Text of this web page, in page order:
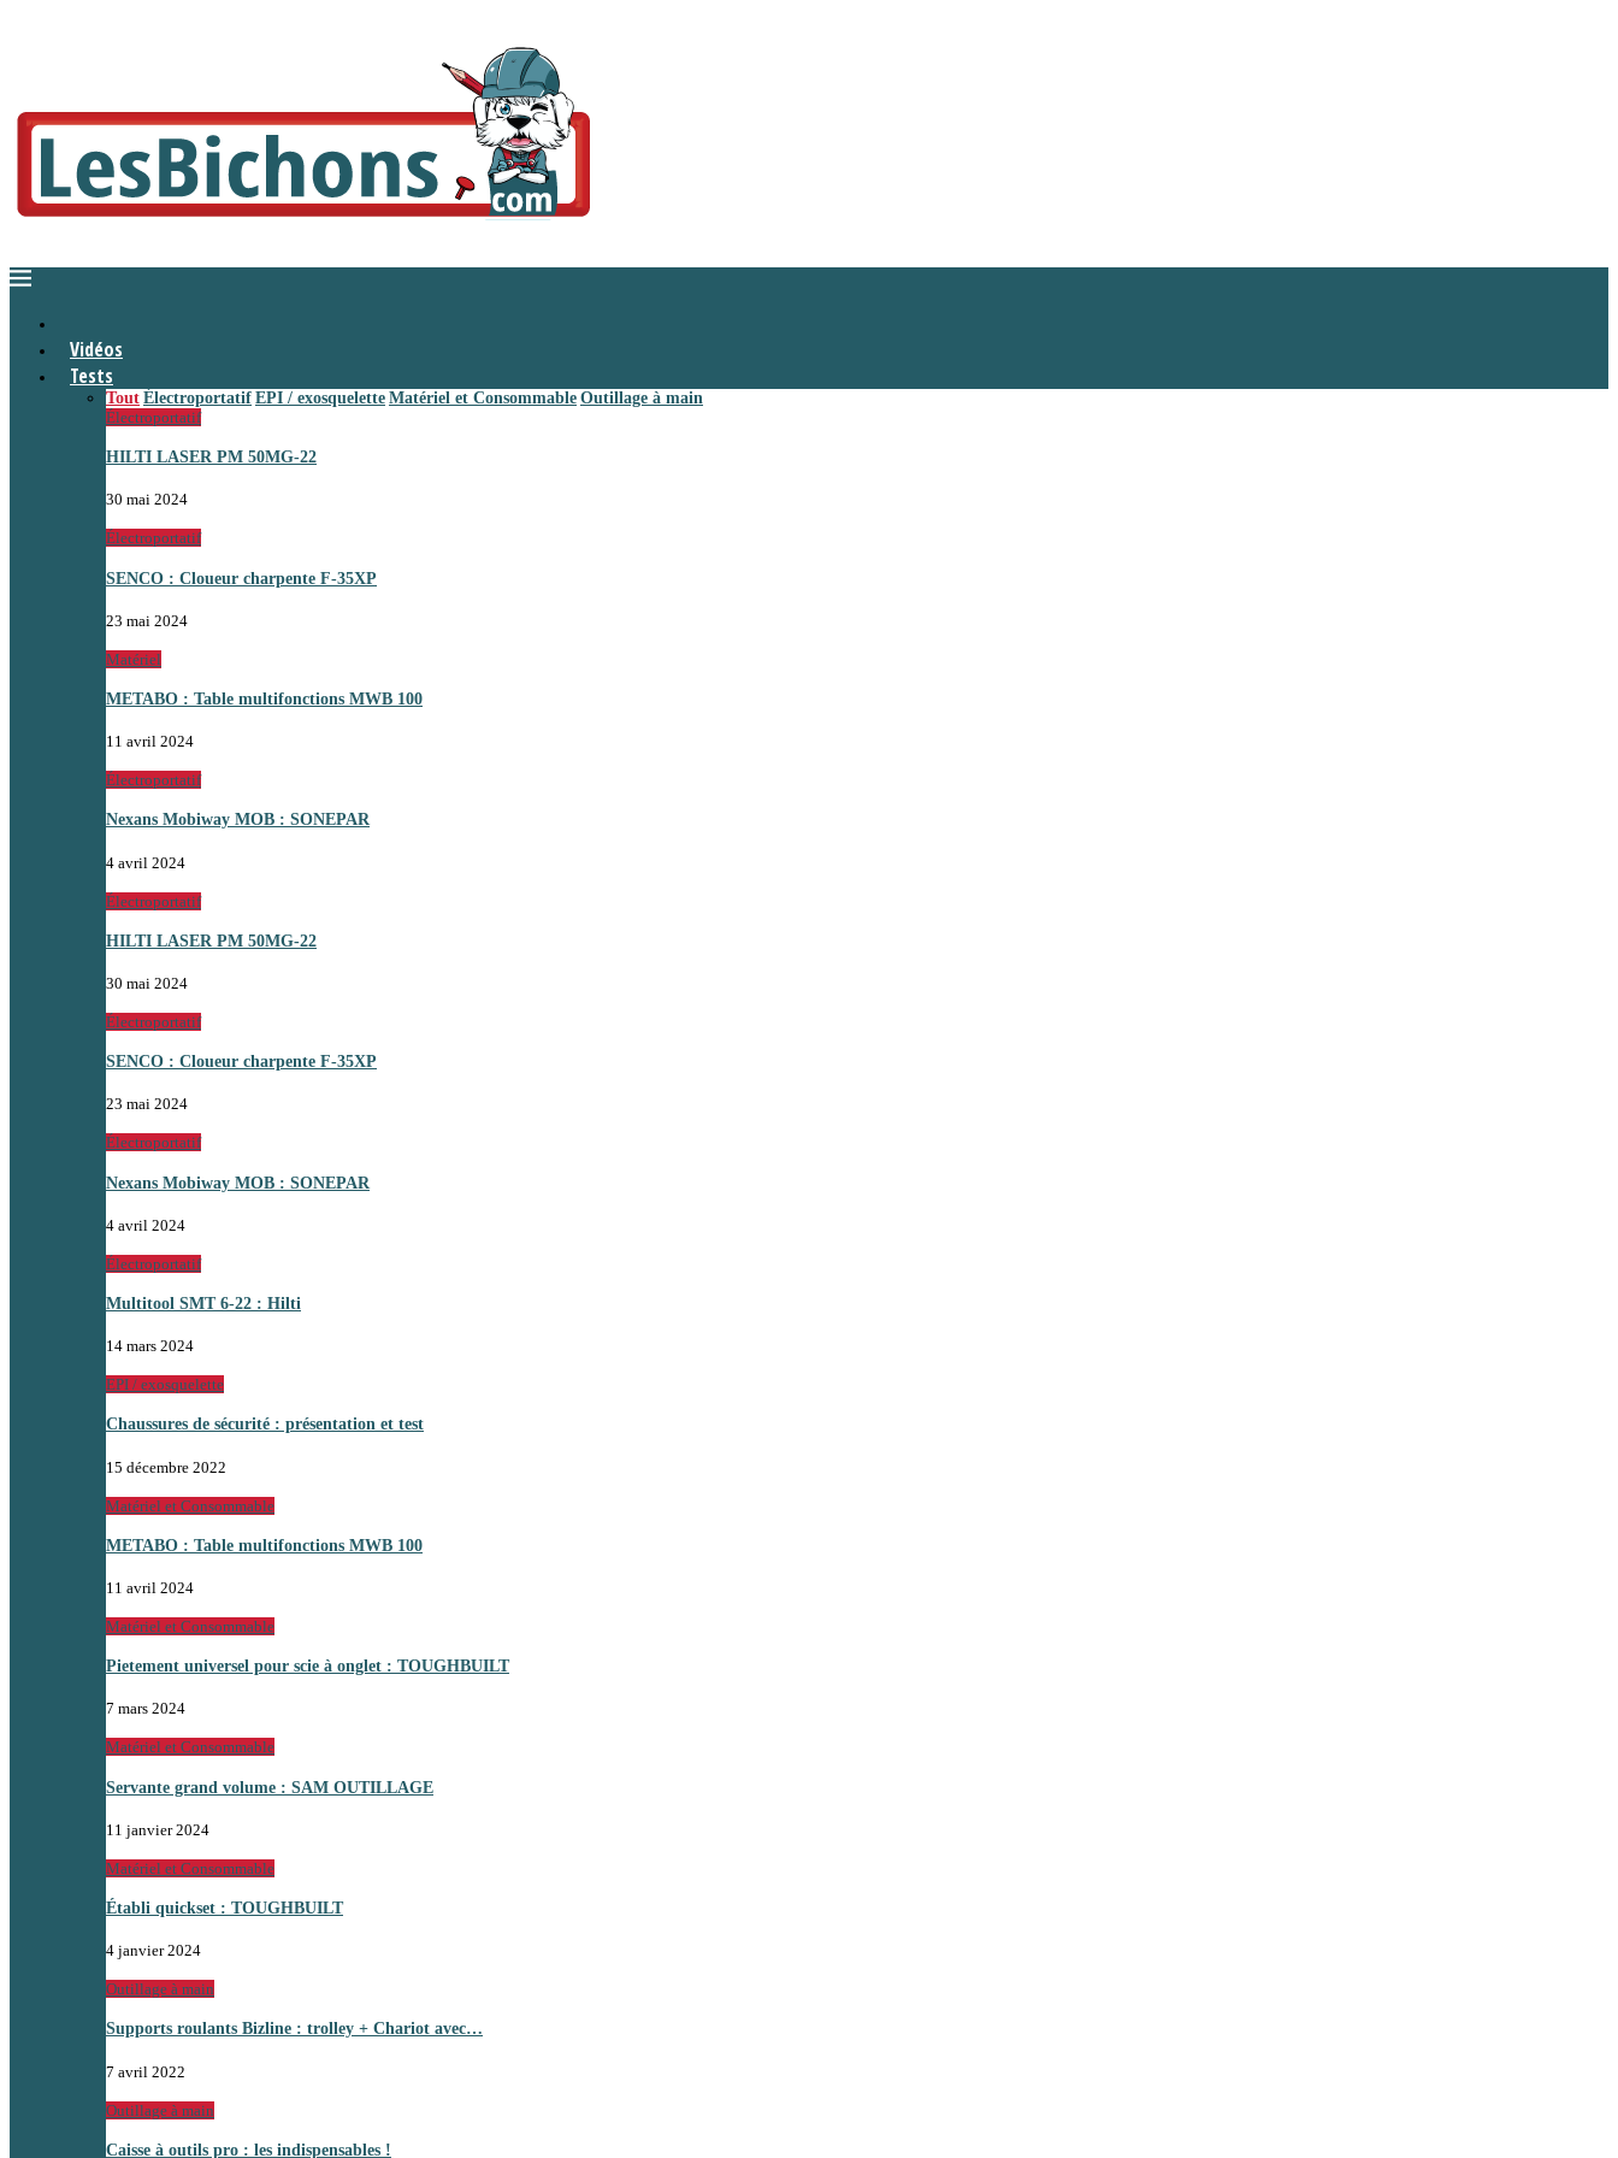
Vidéos
Tests
Tout Électroportatif EPI / exosquelette Matériel et Consommable Outillage à main
Électroportatif
HILTI LASER PM 50MG-22
30 mai 2024
Électroportatif
SENCO : Cloueur charpente F-35XP
23 mai 2024
Matériel
METABO : Table multifonctions MWB 100
11 avril 2024
Électroportatif
Nexans Mobiway MOB : SONEPAR
4 avril 2024
Électroportatif
HILTI LASER PM 50MG-22
30 mai 2024
Électroportatif
SENCO : Cloueur charpente F-35XP
23 mai 2024
Électroportatif
Nexans Mobiway MOB : SONEPAR
4 avril 2024
Électroportatif
Multitool SMT 6-22 : Hilti
14 mars 2024
EPI / exosquelette
Chaussures de sécurité : présentation et test
15 décembre 2022
Matériel et Consommable
METABO : Table multifonctions MWB 100
11 avril 2024
Matériel et Consommable
Pietement universel pour scie à onglet : TOUGHBUILT
7 mars 2024
Matériel et Consommable
Servante grand volume : SAM OUTILLAGE
11 janvier 2024
Matériel et Consommable
Établi quickset : TOUGHBUILT
4 janvier 2024
Outillage à main
Supports roulants Bizline : trolley + Chariot avec…
7 avril 2022
Outillage à main
Caisse à outils pro : les indispensables !